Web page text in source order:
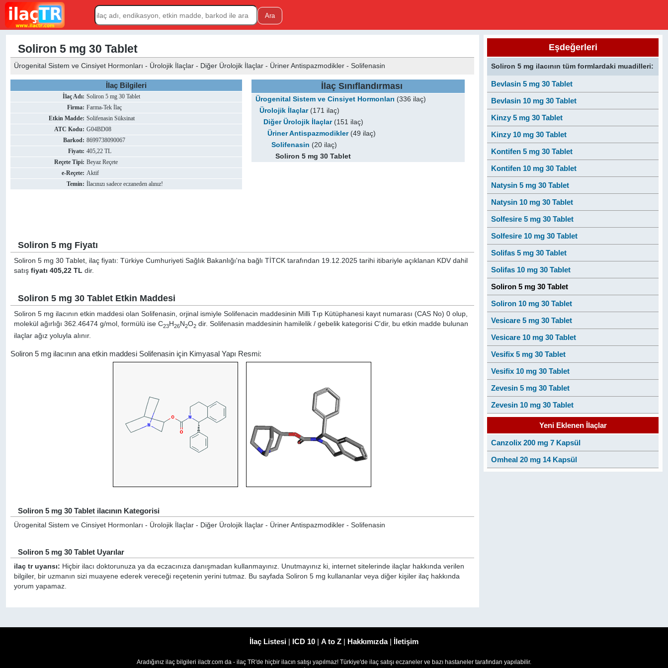
Soliron 5 mg 30 Tablet
Ürogenital Sistem ve Cinsiyet Hormonları - Ürolojik İlaçlar - Diğer Ürolojik İlaçlar - Üriner Antispazmodikler - Solifenasin
İlaç Bilgileri
İlaç Adı: Soliron 5 mg 30 Tablet
Firma: Farma-Tek İlaç
Etkin Madde: Solifenasin Süksinat
ATC Kodu: G04BD08
Barkod: 8699738090067
Fiyatı: 405,22 TL
Reçete Tipi: Beyaz Reçete
e-Reçete: Aktif
Temin: İlacınızı sadece eczaneden alınız!
İlaç Sınıflandırması
Ürogenital Sistem ve Cinsiyet Hormonları (336 ilaç)
Ürolojik İlaçlar(171 ilaç)
Diğer Ürolojik İlaçlar(151 ilaç)
Üriner Antispazmodikler(49 ilaç)
Solifenasin (20 ilaç)
Soliron 5 mg 30 Tablet
Soliron 5 mg Fiyatı
Soliron 5 mg 30 Tablet, ilaç fiyatı: Türkiye Cumhuriyeti Sağlık Bakanlığı'na bağlı TİTCK tarafından 19.12.2025 tarihi itibariyle açıklanan KDV dahil
satışfiyatı 405,22 TL dir.
Soliron 5 mg 30 Tablet Etkin Maddesi
Soliron 5 mg ilacının etkin maddesi olan Solifenasin, orjinal ismiyleSolifenacin maddesinin Milli Tıp Kütüphanesi kayıt numarası (CAS No) 0 olup,
molekül ağırlığı 362.46474 g/mol, formülü ise C23H26N2O2 dir. Solifenasin maddesinin hamilelik / gebelik kategorisi C'dir, bu etkin madde bulunan
ilaçlar ağız yoluyla alınır.
Soliron 5 mg ilacının ana etkin maddesi Solifenasin için Kimyasal Yapı Resmi:
Soliron 5 mg 30 Tablet ilacının Kategorisi
Ürogenital Sistem ve Cinsiyet Hormonları - Ürolojik İlaçlar - Diğer Ürolojik İlaçlar - Üriner Antispazmodikler - Solifenasin
Soliron 5 mg 30 Tablet Uyarılar
ilaç tr uyarısı: Hiçbir ilacı doktorunuza ya da eczacınıza danışmadan kullanmayınız. Unutmayınız ki, internet sitelerinde ilaçlar hakkında verilen
bilgiler, bir uzmanın sizi muayene ederek vereceği reçetenin yerini tutmaz. Bu sayfada Soliron 5 mg kullananlar veya diğer kişiler ilaç hakkında
yorum yapamaz.
Eşdeğerleri
Soliron 5 mg ilacının tüm formlardaki muadilleri:
Bevlasin 5 mg 30 Tablet
Bevlasin 10 mg 30 Tablet
Kinzy 5 mg 30 Tablet
Kinzy 10 mg 30 Tablet
Kontifen 5 mg 30 Tablet
Kontifen 10 mg 30 Tablet
Natysin 5 mg 30 Tablet
Natysin 10 mg 30 Tablet
Solfesire 5 mg 30 Tablet
Solfesire 10 mg 30 Tablet
Solifas 5 mg 30 Tablet
Solifas 10 mg 30 Tablet
Soliron 5 mg 30 Tablet
Soliron 10 mg 30 Tablet
Vesicare 5 mg 30 Tablet
Vesicare 10 mg 30 Tablet
Vesifix 5 mg 30 Tablet
Vesifix 10 mg 30 Tablet
Zevesin 5 mg 30 Tablet
Zevesin 10 mg 30 Tablet
Yeni Eklenen İlaçlar
Canzolix 200 mg 7 Kapsül
Omheal 20 mg 14 Kapsül
İlaç Listesi | ICD 10 | A to Z | Hakkımızda| İletişim
Aradığınız ilaç bilgileri ilactr.com da - ilaç TR'de hiçbir ilacın satışı yapılmaz! Türkiye'de ilaç satışı eczaneler ve bazı hastaneler tarafından yapılabilir.